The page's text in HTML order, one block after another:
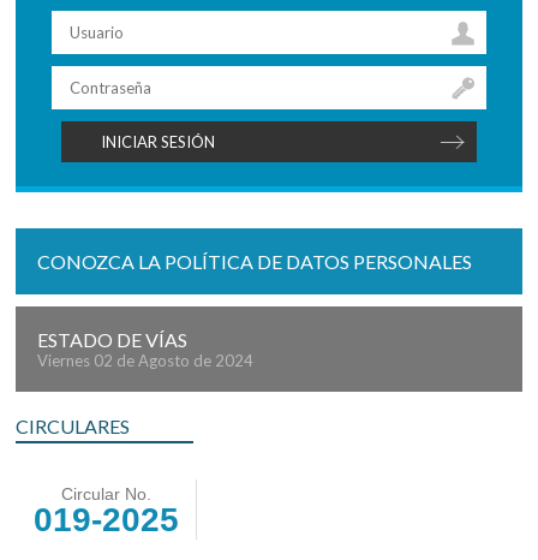
CONOZCA LA POLÍTICA DE DATOS PERSONALES
ESTADO DE VÍAS
Viernes 02 de Agosto de 2024
CIRCULARES
Circular No.
019-2025